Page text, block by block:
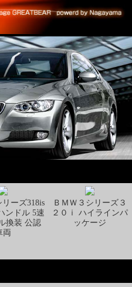
リーズ318is
ンドル 5速
換装 公認
両
ＢＭＷ３シリーズ３
２０ｉ ハイラインパ
ッケージ